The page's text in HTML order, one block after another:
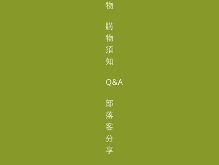
物
購
物
須
知
Q&A
部
落
客
分
享